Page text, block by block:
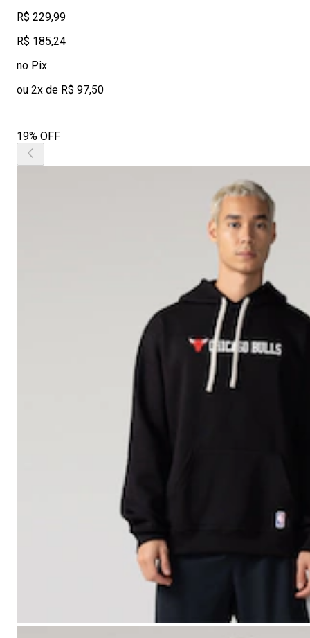
R$ 229,99
R$ 185,24
no Pix
ou 2x de R$ 97,50
19% OFF